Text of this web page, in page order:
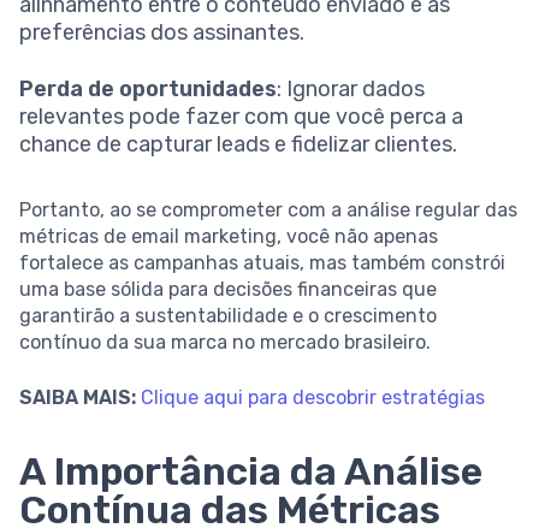
preferências dos assinantes.
Perda de oportunidades: Ignorar dados
relevantes pode fazer com que você perca a
chance de capturar leads e fidelizar clientes.
Portanto, ao se comprometer com a análise regular das
métricas de email marketing, você não apenas
fortalece as campanhas atuais, mas também constrói
uma base sólida para decisões financeiras que
garantirão a sustentabilidade e o crescimento
contínuo da sua marca no mercado brasileiro.
SAIBA MAIS: Clique aqui para descobrir estratégias
A Importância da Análise
Contínua das Métricas